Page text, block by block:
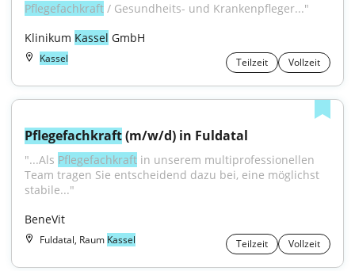
Pflegefachkraft / Gesundheits- und Krankenpfleger..."
Klinikum Kassel GmbH
Kassel Teilzeit Vollzeit
Pflegefachkraft (m/w/d) in Fuldatal
"...Als Pflegefachkraft in unserem multiprofessionellen
Team tragen Sie entscheidend dazu bei, eine möglichst
stabile..."
BeneVit
Fuldatal, Raum Kassel Teilzeit Vollzeit